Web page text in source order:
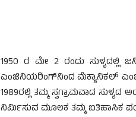
1950 ರ ಮೇ 2 ರಂದು
ಎಂಜಿನಿಯರಿಂಗ್‌ನಿಂದ ಮೆಕ್ಯಾನಿಕಲ್
1989ರಲ್ಲಿ ತಮ್ಮ ಸ್ವಗ್ರಾಮವಾದ
ನಿರ್ಮಿಸುವ ಮೂಲಕ ತಮ್ಮ ಐತಿಹಾಸಿಕ